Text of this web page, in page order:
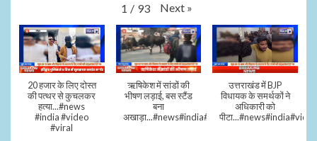
1 / 93 Next »
20 हजार के लिए दोस्त
की पत्थर से कुचलकर
हत्या...#news
#india #video
#viral
ऋषिकेश में सांडों की
भीषण लड़ाई, बस स्टैंड
बना
अखाड़ा...#news#india#video#viral
उत्तराखंड में BJP
विधायक के समर्थकों ने
अधिकारी को